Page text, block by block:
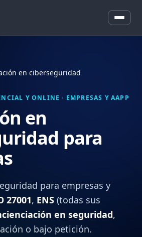
en ciberseguridad
Y ONLINE · EMPRESAS Y AAPP
en
para
para empresas y
27001, ENS (todas sus
en seguridad,
o bajo petición.